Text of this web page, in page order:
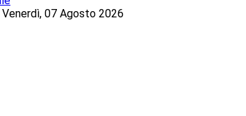
Venerdì, 07 Agosto 2026